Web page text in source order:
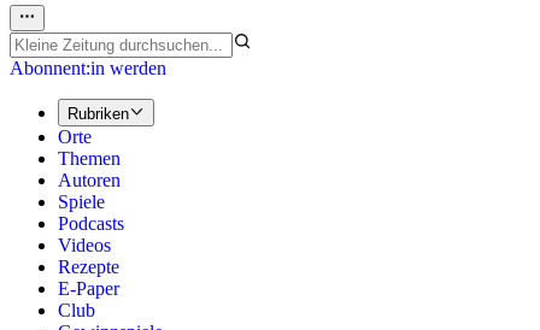
Abonnent:in werden
Rubriken
Orte
Themen
Autoren
Spiele
Podcasts
Videos
Rezepte
E-Paper
Club